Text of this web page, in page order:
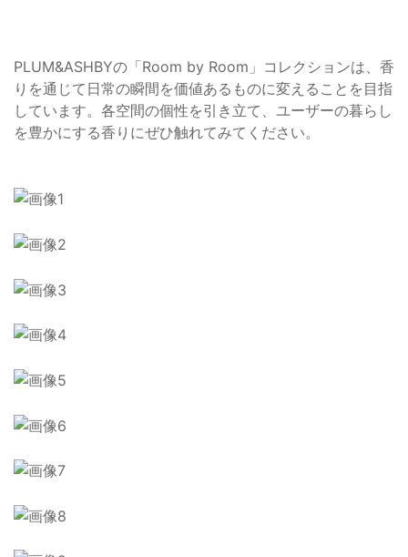
PLUM&ASHBYの「Room by Room」コレクションは、香
りを通じて日常の瞬間を価値あるものに変えることを目指
しています。各空間の個性を引き立て、ユーザーの暮らし
を豊かにする香りにぜひ触れてみてください。